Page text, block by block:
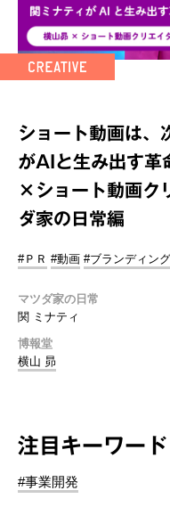
ショート動画は、
がAIと生み出す革
×ショート動画ク
ダ家の日常編
#ＰＲ #動画 #ブランディング
マツダ家の日常
関 ミナティ
博報堂
横山 昴
注目キーワード
#事業開発